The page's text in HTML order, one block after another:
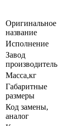
Оригинальное
название
Исполнение
Завод
производитель
Масса,кг
Габаритные
размеры
Код замены,
аналог